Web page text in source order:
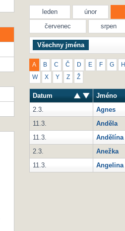
leden únor
červenec
srpen
Všechny jména
A B C Č D E F G H
W X Y Z Ž
Datum Jméno
2.3.
Agnes
11.3.
Anděla
11.3.
Andělína
2.3.
Anežka
11.3.
Angelina